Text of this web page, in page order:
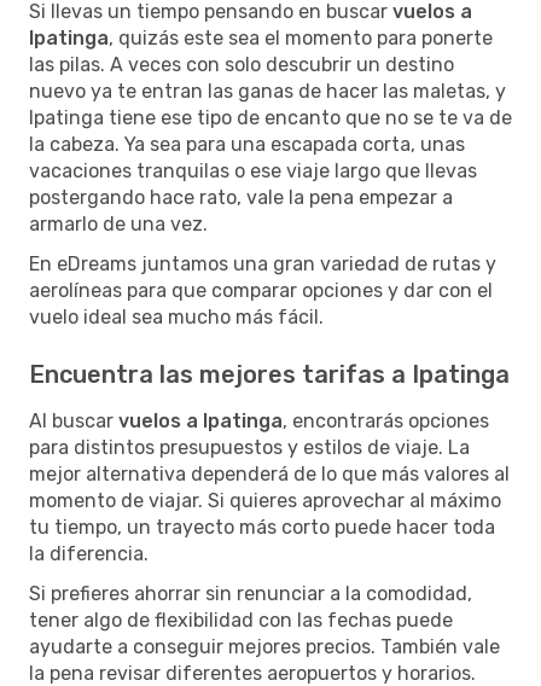
Si llevas un tiempo pensando en buscar vuelos a
Ipatinga, quizás este sea el momento para ponerte
las pilas. A veces con solo descubrir un destino
nuevo ya te entran las ganas de hacer las maletas, y
Ipatinga tiene ese tipo de encanto que no se te va de
la cabeza. Ya sea para una escapada corta, unas
vacaciones tranquilas o ese viaje largo que llevas
postergando hace rato, vale la pena empezar a
armarlo de una vez.
En eDreams juntamos una gran variedad de rutas y
aerolíneas para que comparar opciones y dar con el
vuelo ideal sea mucho más fácil.
Encuentra las mejores tarifas a Ipatinga
Al buscar vuelos a Ipatinga, encontrarás opciones
para distintos presupuestos y estilos de viaje. La
mejor alternativa dependerá de lo que más valores al
momento de viajar. Si quieres aprovechar al máximo
tu tiempo, un trayecto más corto puede hacer toda
la diferencia.
Si prefieres ahorrar sin renunciar a la comodidad,
tener algo de flexibilidad con las fechas puede
ayudarte a conseguir mejores precios. También vale
la pena revisar diferentes aeropuertos y horarios.